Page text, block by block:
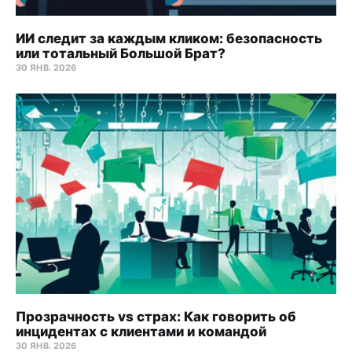
ИИ следит за каждым кликом: безопасность
или тотальный Большой Брат?
30 ЯНВ. 2026
Прозрачность vs страх: Как говорить об
инцидентах с клиентами и командой
30 ЯНВ. 2026